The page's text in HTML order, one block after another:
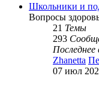
Школьники и
Вопросы
21 Темы
293
Последнее
Zhanetta
07 июл